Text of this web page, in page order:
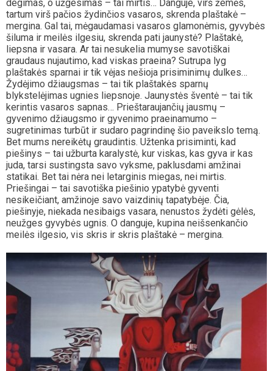
degimas, o užgesimas – tai mirtis… Danguje, virš žemės,
tartum virš pačios žydinčios vasaros, skrenda plaštakė –
mergina. Gal tai, mėgaudamasi vasaros glamonėmis, gyvybės
šiluma ir meilės ilgesiu, skrenda pati jaunystė? Plaštakė,
liepsna ir vasara. Ar tai nesukelia mumyse savotiškai
graudaus nujautimo, kad viskas praeina? Sutrupa lyg
plaštakės sparnai ir tik vėjas nešioja prisiminimų dulkes…
Žydėjimo džiaugsmas – tai tik plaštakės sparnų
blykstelėjimas ugnies liepsnoje. Jaunystės šventė – tai tik
kerintis vasaros sapnas… Prieštaraujančių jausmų –
gyvenimo džiaugsmo ir gyvenimo praeinamumo –
sugretinimas turbūt ir sudaro pagrindinę šio paveikslo temą.
Bet mums nereikėtų graudintis. Užtenka prisiminti, kad
piešinys – tai užburta karalystė, kur viskas, kas gyva ir kas
juda, tarsi sustingsta savo vyksme, paklusdami amžinai
statikai. Bet tai nėra nei letarginis miegas, nei mirtis.
Priešingai – tai savotiška piešinio ypatybė gyventi
nesikeičiant, amžinoje savo vaizdinių tapatybėje. Čia,
piešinyje, niekada nesibaigs vasara, nenustos žydėti gėlės,
neužges gyvybės ugnis. O danguje, kupina neišsenkančio
meilės ilgesio, vis skris ir skris plaštakė – mergina.